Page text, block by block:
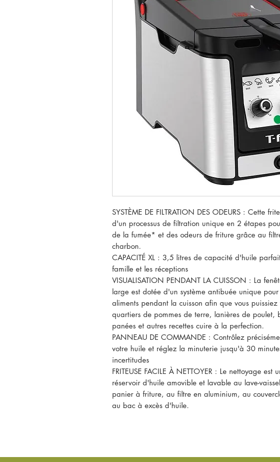
SYSTÈME DE FILTRATION DES ODEURS : Cette
d'un processus de filtration unique en 2 étapes
de la fumée* et des odeurs de friture grâce au
charbon.
CAPACITÉ XL : 3,5 litres de capacité d'huile
famille et les réceptions
VISUALISATION PENDANT LA CUISSON : La
large est dotée d'un système antibuée unique
aliments pendant la cuisson afin que vous
quartiers de pommes de terre, lanières de poulet,
panées et autres recettes cuire à la perfection.
PANNEAU DE COMMANDE : Contrôlez
votre huile et réglez la minuterie jusqu'à 30
incertitudes
FRITEUSE FACILE À NETTOYER : Le nettoyage
réservoir d'huile amovible et lavable au lave-
panier à friture, au filtre en aluminium, au
au bac à excès d'huile.